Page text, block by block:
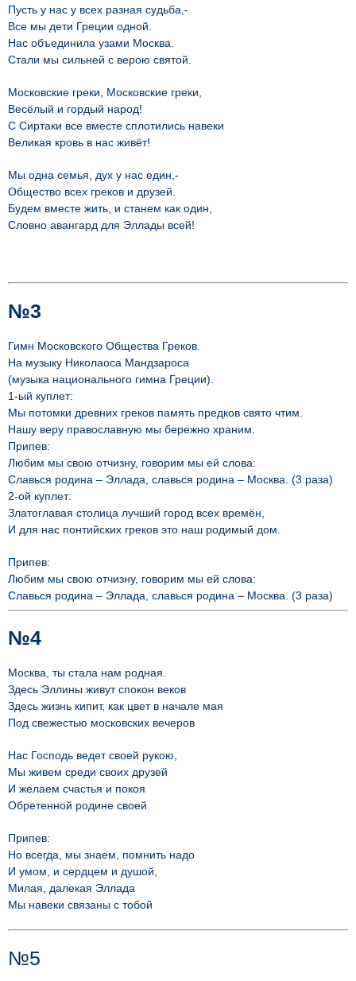
Пусть у нас у всех разная судьба,-
Все мы дети Греции одной.
Нас объединила узами Москва.
Стали мы сильней с верою святой.
Московские греки, Московские греки,
Весёлый и гордый народ!
С Сиртаки все вместе сплотились навеки
Великая кровь в нас живёт!
Мы одна семья, дух у нас един,-
Общество всех греков и друзей.
Будем вместе жить, и станем как один,
Словно авангард для Эллады всей!
№3
Гимн Московского Общества Греков.
На музыку Николаоса Мандзароса
(музыка национального гимна Греции).
1-ый куплет:
Мы потомки древних греков память предков свято чтим.
Нашу веру православную мы бережно храним.
Припев:
Любим мы свою отчизну, говорим мы ей слова:
Славься родина – Эллада, славься родина – Москва. (3 раза)
2-ой куплет:
Златоглавая столица лучший город всех времён,
И для нас понтийских греков это наш родимый дом.
Припев:
Любим мы свою отчизну, говорим мы ей слова:
Славься родина – Эллада, славься родина – Москва. (3 раза)
№4
Москва, ты стала нам родная.
Здесь Эллины живут спокон веков
Здесь жизнь кипит, как цвет в начале мая
Под свежестью московских вечеров
Нас Господь ведет своей рукою,
Мы живем среди своих друзей
И желаем счастья и покоя
Обретенной родине своей
Припев:
Но всегда, мы знаем, помнить надо
И умом, и сердцем и душой,
Милая, далекая Эллада
Мы навеки связаны с тобой
№5